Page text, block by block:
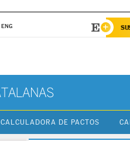
ENG
CALCULADORA DE PACTOS